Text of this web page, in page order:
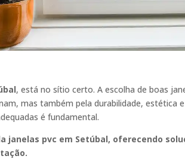
, está no sítio certo. A escolha de boas
mas também pela durabilidade, estética
é fundamental.
janelas pvc em Setúbal, oferecendo